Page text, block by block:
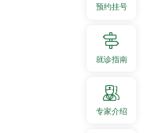
预约挂号
就诊指南
专家介绍